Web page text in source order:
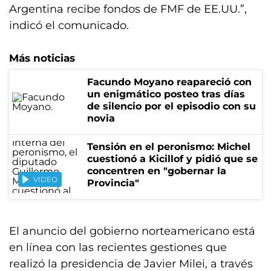
Argentina recibe fondos de FMF de EE.UU.”,
indicó el comunicado.
Más noticias
Facundo Moyano reapareció con
un enigmático posteo tras días
de silencio por el episodio con su
novia
VIDEO
Tensión en el peronismo: Michel
cuestionó a Kicillof y pidió que se
concentren en "gobernar la
Provincia"
El anuncio del gobierno norteamericano está
en línea con las recientes gestiones que
realizó la presidencia de Javier Milei, a través